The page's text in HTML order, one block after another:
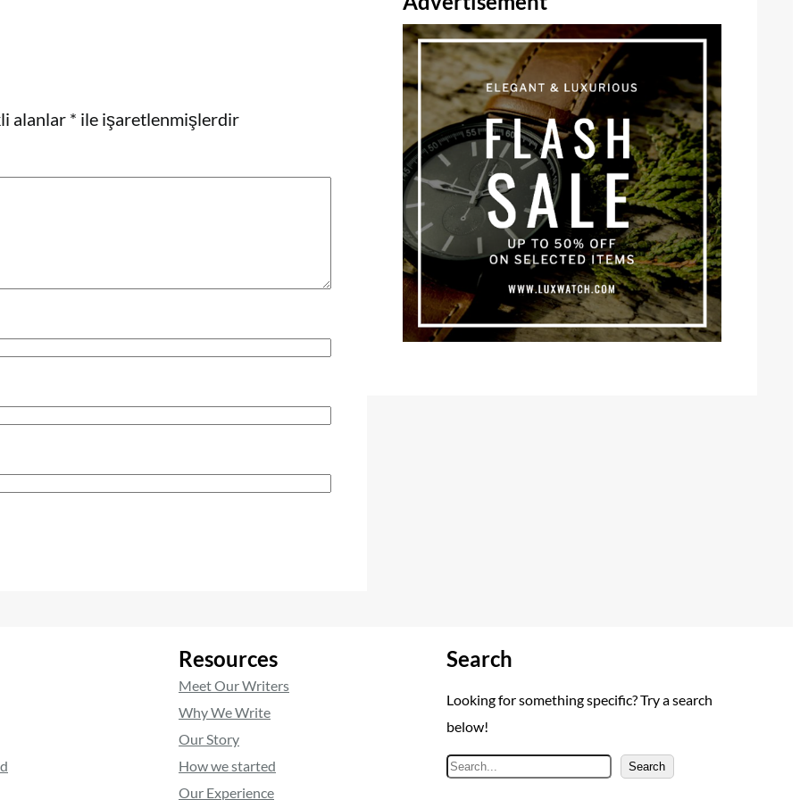
alanlar * ile işaretlenmişlerdir
Resources
Meet Our Writers
Why We Write
Our Story
How we started
Our Experience
Search
Looking for something specific? Try a search
below!
A
Search